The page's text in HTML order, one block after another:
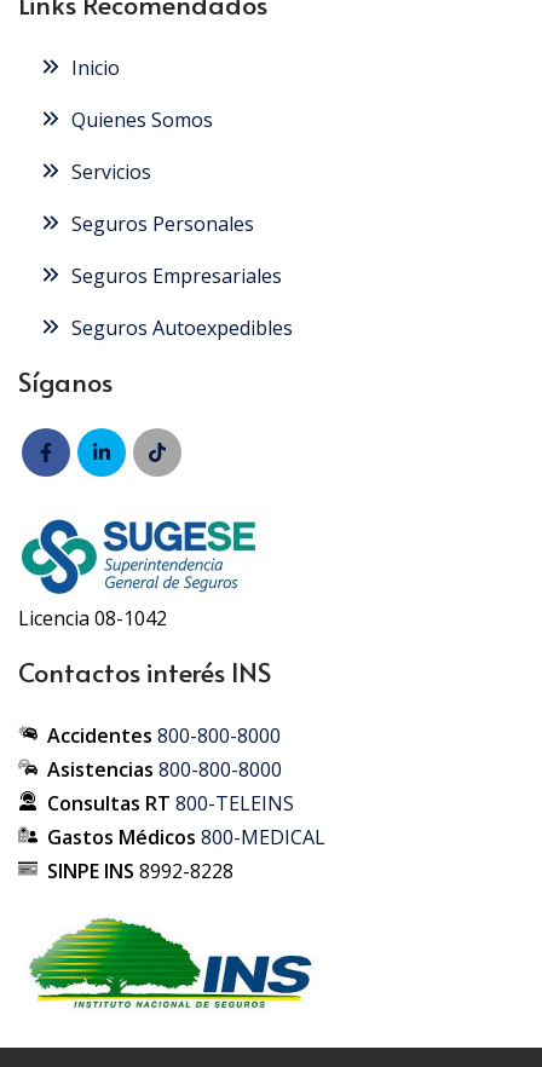
Inicio
Quienes Somos
Servicios
Seguros Personales
Seguros Empresariales
Seguros Autoexpedibles
Síganos
Licencia 08-1042
Contactos interés INS
Accidentes 800-800-8000
Asistencias 800-800-8000
Consultas RT 800-TELEINS
Gastos Médicos 800-MEDICAL
SINPE INS 8992-8228